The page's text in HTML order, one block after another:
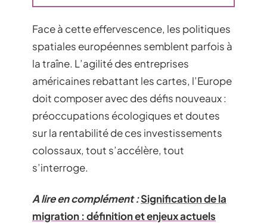
Face à cette effervescence, les politiques
spatiales européennes semblent parfois à
la traîne. L’agilité des entreprises
américaines rebattant les cartes, l’Europe
doit composer avec des défis nouveaux :
préoccupations écologiques et doutes
sur la rentabilité de ces investissements
colossaux, tout s’accélère, tout
s’interroge.
A lire en complément :Signification de la
migration : définition et enjeux actuels